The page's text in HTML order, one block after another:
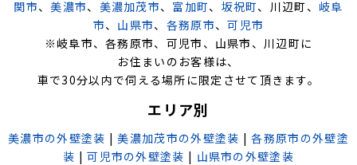
関市、美濃市、 美濃加茂市、 富加町、 坂祝町、川辺町、 岐阜
市、 山県市、 各務原市、可児市
※岐阜市、各務原市、可児市、山県市、川辺町に
お住まいのお客様は、
車で30分以内で伺える場所に限定させて頂きます。
エリア別
美濃市の外壁塗装 |美濃加茂市の外壁塗装 |各務原市の外壁塗
装 |可児市の外壁塗装 | 山県市の外壁塗装